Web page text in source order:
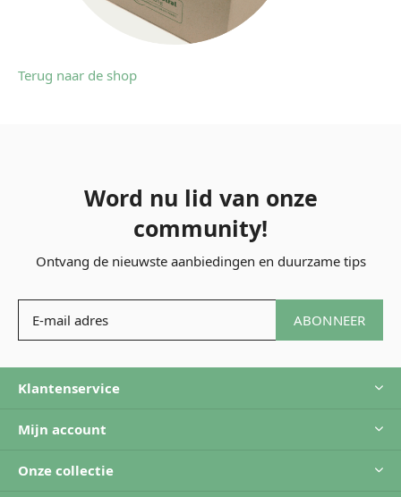
Terug naar de shop
Word nu lid van onze
community!
Ontvang de nieuwste aanbiedingen en duurzame tips
ABONNEER
Klantenservice
Mijn account
Onze collectie